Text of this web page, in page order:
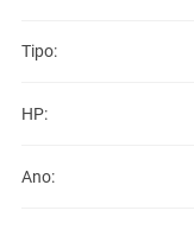
Tipo:
HP:
Ano: